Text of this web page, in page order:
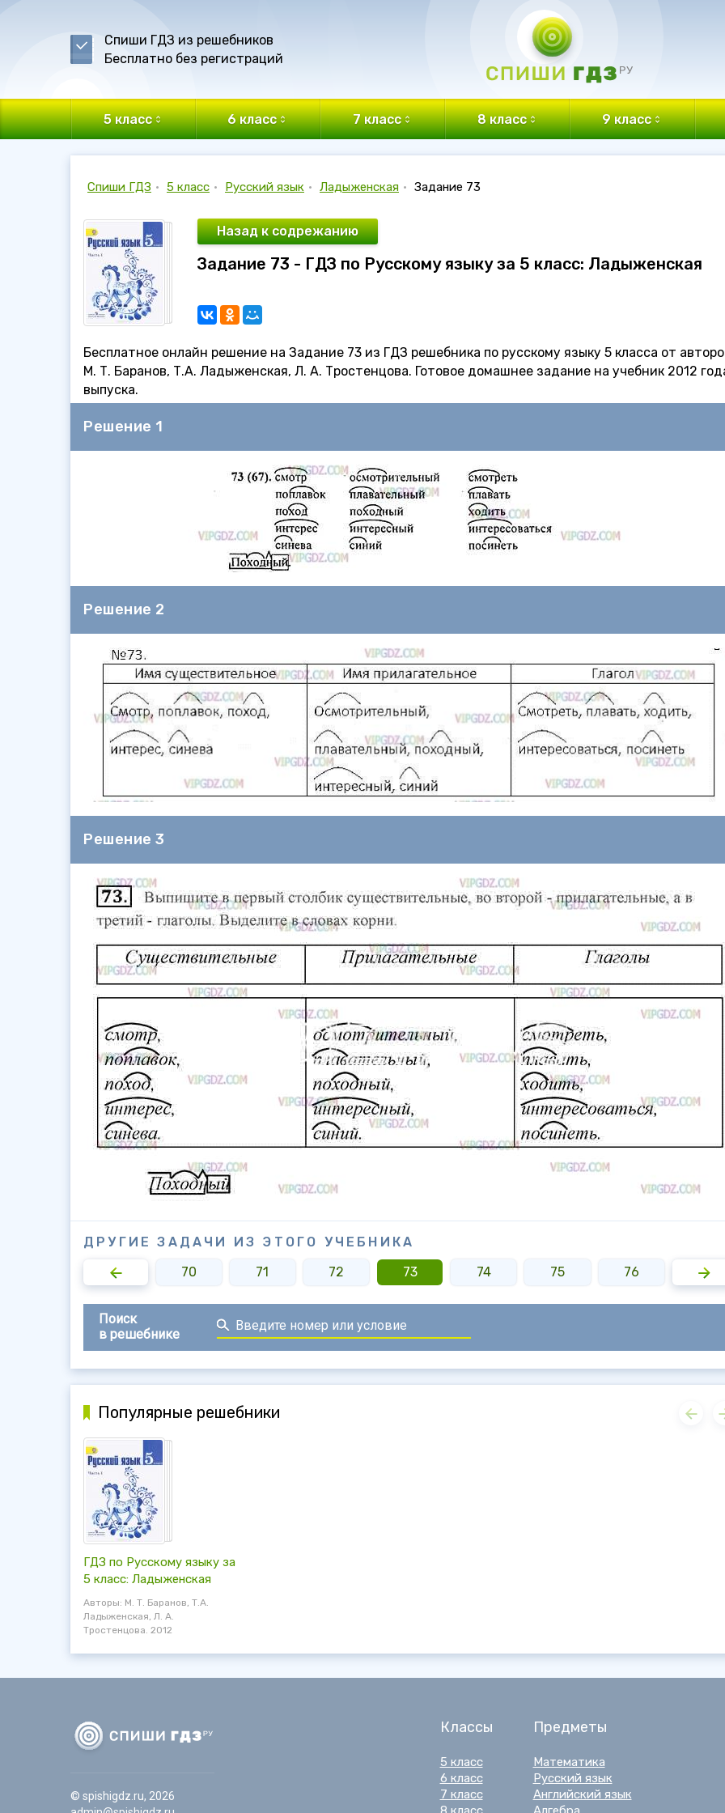
Спиши ГДЗ из решебников
Бесплатно без регистраций
5 класс 6 класс 7 класс 8 класс 9 класс
Спиши ГДЗ • 5 класс • Русский язык • Ладыженская • Задание 73
Назад к содрежанию
Задание 73 - ГДЗ по Русскому языку за 5 класс: Ладыженская
Бесплатное онлайн решение на Задание 73 из ГДЗ решебника по русскому языку 5 класса от
М. Т. Баранов, Т.А. Ладыженская, Л. А. Тростенцова. Готовое домашнее задание на учебник 2012
выпуска.
Решение 1
Решение 2
Решение 3
ДРУГИЕ ЗАДАЧИ ИЗ ЭТОГО УЧЕБНИКА
69 70 71 72 73 74 75 76 77
Поиск
в решебнике
Популярные решебники
ГДЗ по Русскому языку за
5 класс: Ладыженская
Авторы: М. Т. Баранов, Т.А.
Ладыженская, Л. А.
Тростенцова. 2012
© spishigdz.ru, 2026
Классы
5 класс
6 класс
7 класс
Предметы
Математика
Русский язык
Английский язык